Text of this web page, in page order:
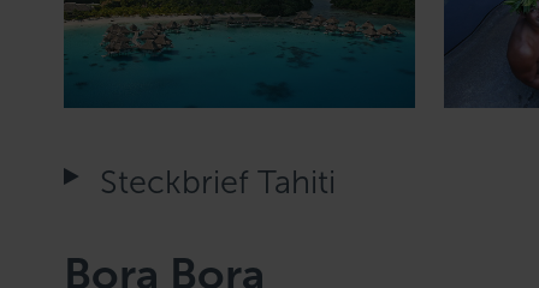
Steckbrief Tahiti
Bora Bora